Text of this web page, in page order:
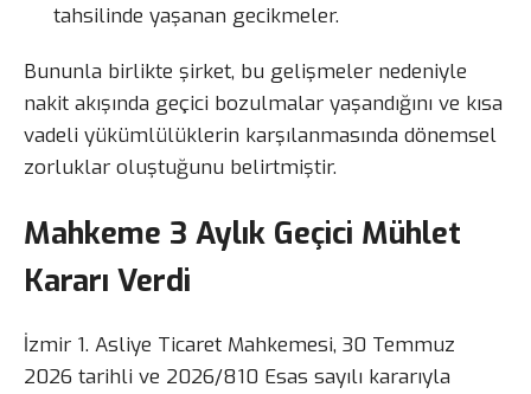
tahsilinde yaşanan gecikmeler.
Bununla birlikte şirket, bu gelişmeler nedeniyle
nakit akışında geçici bozulmalar yaşandığını ve kısa
vadeli yükümlülüklerin karşılanmasında dönemsel
zorluklar oluştuğunu belirtmiştir.
Mahkeme 3 Aylık Geçici Mühlet
Kararı Verdi
İzmir 1. Asliye Ticaret Mahkemesi, 30 Temmuz
2026 tarihli ve 2026/810 Esas sayılı kararıyla